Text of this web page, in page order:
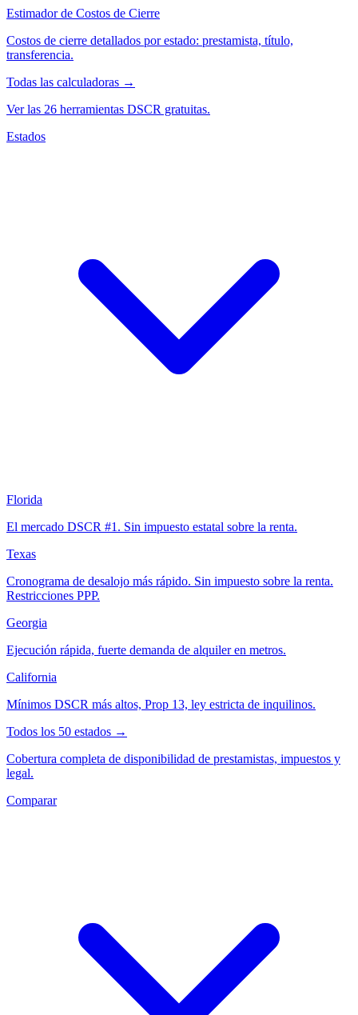
Estimador de Costos de Cierre
Costos de cierre detallados por estado: prestamista, título,
transferencia.
Todas las calculadoras →
Ver las 26 herramientas DSCR gratuitas.
Estados
Florida
El mercado DSCR #1. Sin impuesto estatal sobre la renta.
Texas
Cronograma de desalojo más rápido. Sin impuesto sobre la renta.
Restricciones PPP.
Georgia
Ejecución rápida, fuerte demanda de alquiler en metros.
California
Mínimos DSCR más altos, Prop 13, ley estricta de inquilinos.
Todos los 50 estados →
Cobertura completa de disponibilidad de prestamistas, impuestos y
legal.
Comparar